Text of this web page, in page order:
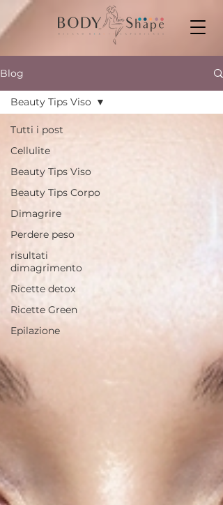
Blog
Tutti i post
Cellulite
Beauty Tips Viso
Beauty Tips Corpo
Dimagrire
Perdere peso
risultati
dimagrimento
Ricette detox
Ricette Green
Epilazione
Beauty Tips Viso